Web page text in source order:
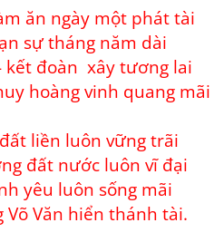
ăn ngày một phát tài
sự tháng năm dài
kết đoàn xây tương lai
hoàng vinh quang mãi
liền luôn vững trãi
đất nước luôn vĩ đại
yêu luôn sống mãi
Văn hiển thánh tài.